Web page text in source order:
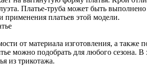
Платье-труба может быть
платьев этой модели.
от материала изготовления, а
можно подобрать для любого сезона.
из трикотажа.